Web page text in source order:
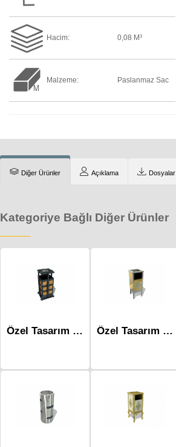
Hacim: 0,08 M³
Malzeme: Paslanmaz Sac
Diğer Ürünler Açıklama Dosyalar
Kategoriye Bağlı Diğer Ürünler
Özel Tasarım Çöp Kovaları Mst-507b Özel Tasarım Çöp Kovaları Mst-506b